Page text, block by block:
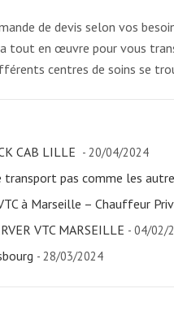
de devis selon vos
tout en œuvre pour vous
centres de soins se
CAB LILLE - 20/04/2024
transport pas comme les
à Marseille – Chauffeur
VTC MARSEILLE - 04/02/
- 28/03/2024